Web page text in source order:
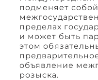
подменяет собой
пределах
и может быть
этом
объявление
розыска.